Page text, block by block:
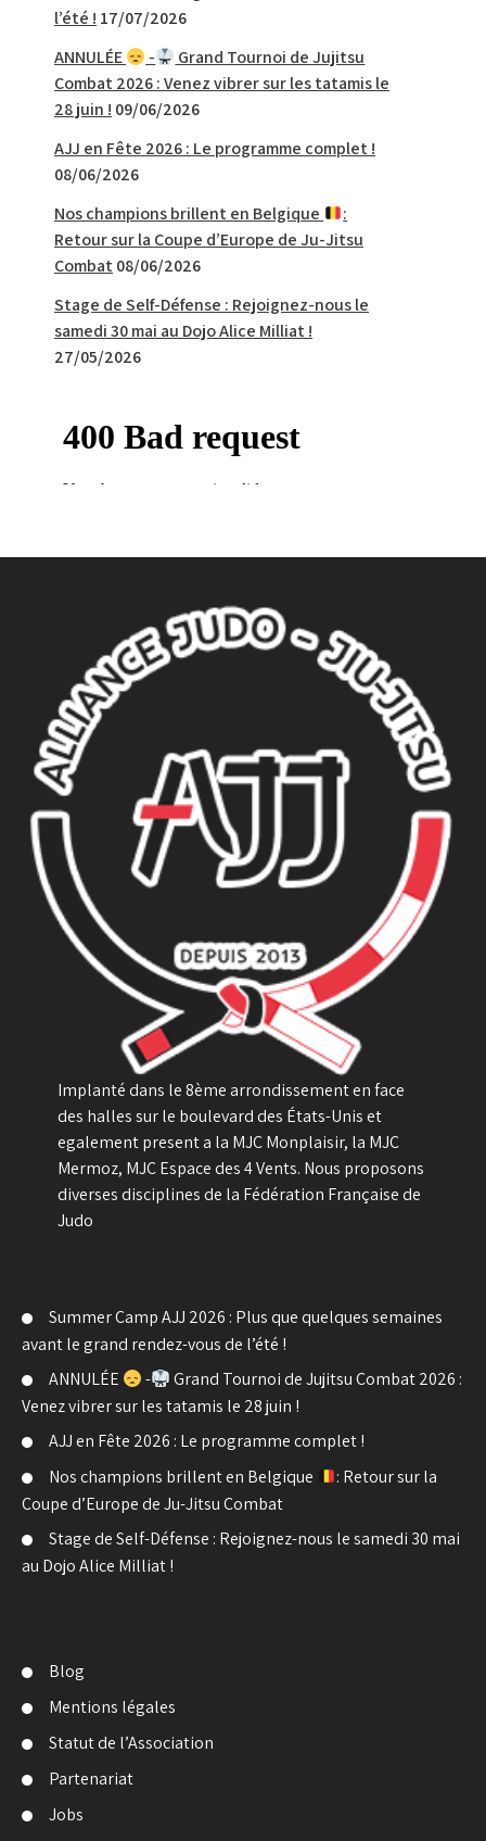
l’été ! 17/07/2026
ANNULÉE
-
Grand Tournoi de Jujitsu
Combat 2026 : Venez vibrer sur les tatamis le
28 juin ! 09/06/2026
AJJ en Fête 2026 : Le programme complet !
08/06/2026
Nos champions brillent en Belgique
:
Retour sur la Coupe d’Europe de Ju-Jitsu
Combat 08/06/2026
Stage de Self-Défense : Rejoignez-nous le
samedi 30 mai au Dojo Alice Milliat !
27/05/2026
Implanté dans le 8ème arrondissement en face
des halles sur le boulevard des États-Unis et
egalement present a la MJC Monplaisir, la MJC
Mermoz, MJC Espace des 4 Vents. Nous proposons
diverses disciplines de la Fédération Française de
Judo
Summer Camp AJJ 2026 : Plus que quelques semaines
avant le grand rendez-vous de l’été !
ANNULÉE
-
Grand Tournoi de Jujitsu Combat 2026 :
Venez vibrer sur les tatamis le 28 juin !
AJJ en Fête 2026 : Le programme complet !
Nos champions brillent en Belgique
: Retour sur la
Coupe d’Europe de Ju-Jitsu Combat
Stage de Self-Défense : Rejoignez-nous le samedi 30 mai
au Dojo Alice Milliat !
Blog
Mentions légales
Statut de l’Association
Partenariat
Jobs